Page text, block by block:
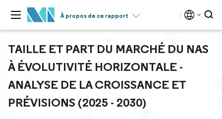
À propos de ce rapport
TAILLE ET PART DU MARCHÉ DU NAS
À ÉVOLUTIVITÉ HORIZONTALE -
ANALYSE DE LA CROISSANCE ET
PRÉVISIONS (2025 - 2030)